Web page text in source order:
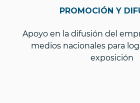
PROMOCIÓN Y
Apoyo en la difusión del
medios nacionales para
exposición